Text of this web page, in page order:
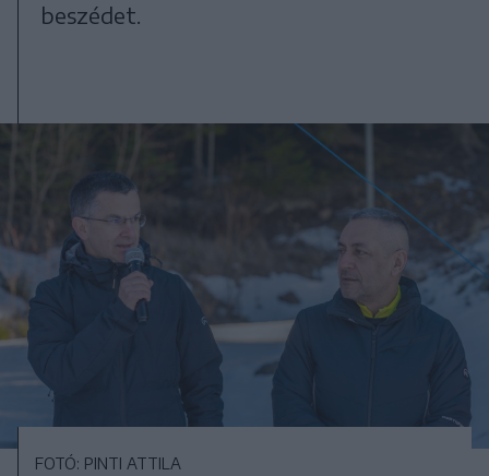
beszédet.
FOTÓ: PINTI ATTILA